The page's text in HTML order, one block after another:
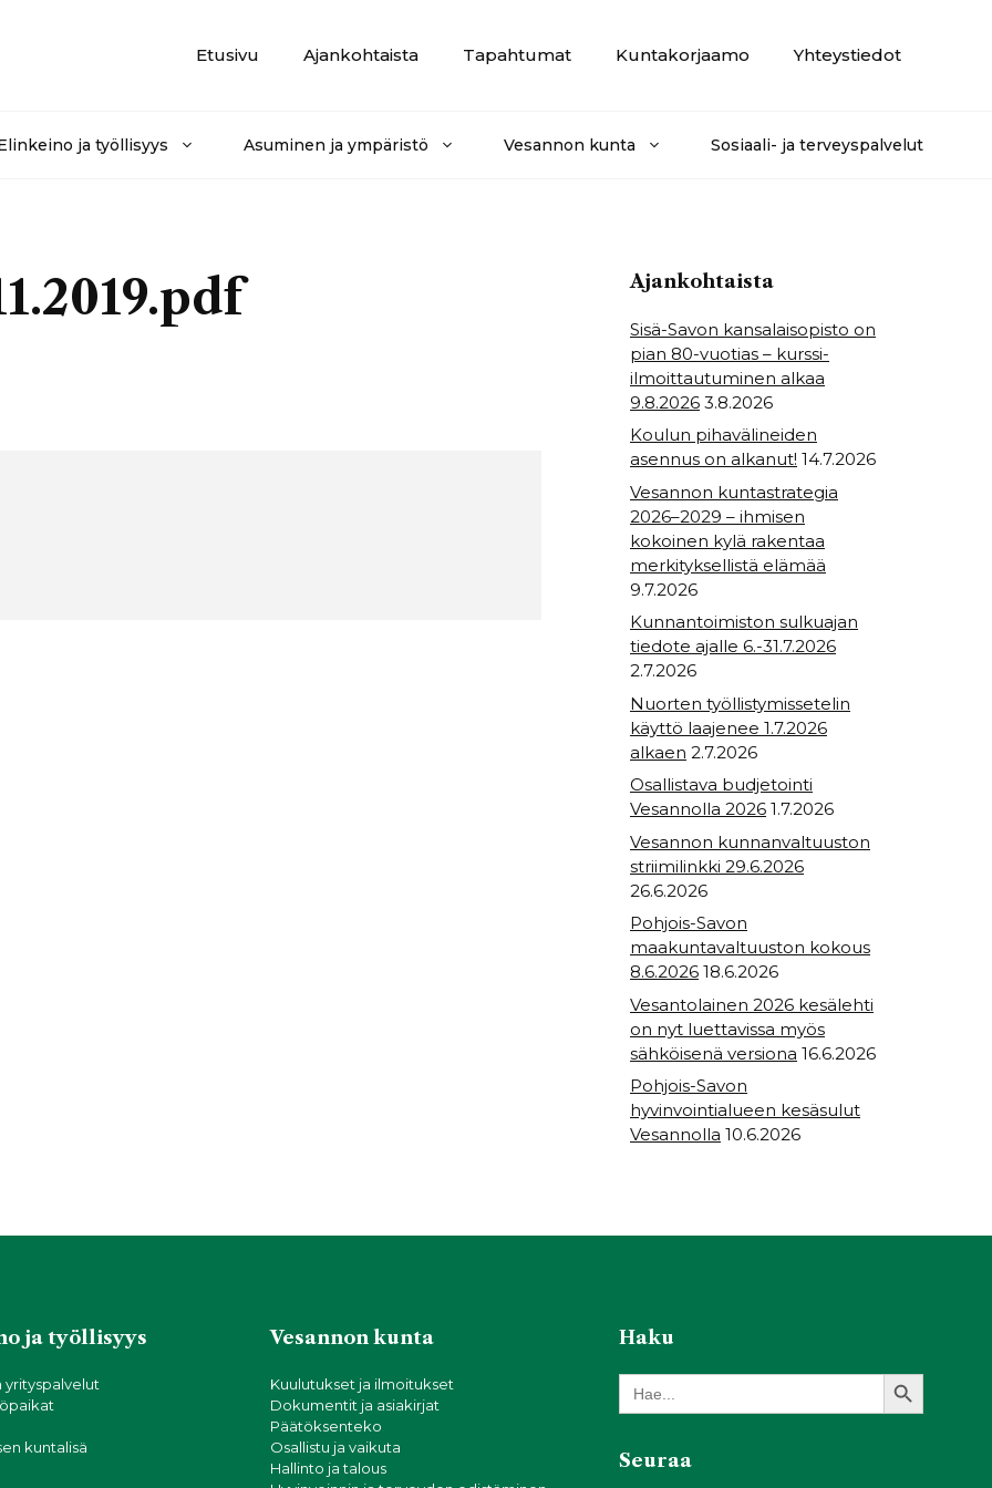
Etusivu
Ajankohtaista Tapahtumat Kuntakorjaamo Yhteystiedot
ja työllisyys Asuminen ja ympäristö Vesannon kunta Sosiaali- ja terveyspalvelut
Ajankohtaista
Sisä-Savon kansalaisopisto on
pian 80-vuotias – kurssi-
ilmoittautuminen alkaa
9.8.2026 3.8.2026
Koulun pihavälineiden
asennus on alkanut! 14.7.2026
Vesannon kuntastrategia
2026–2029 – ihmisen
kokoinen kylä rakentaa
merkityksellistä elämää
9.7.2026
Kunnantoimiston sulkuajan
tiedote ajalle 6.-31.7.2026
2.7.2026
Nuorten työllistymissetelin
käyttö laajenee 1.7.2026
alkaen 2.7.2026
Osallistava budjetointi
Vesannolla 2026 1.7.2026
Vesannon kunnanvaltuuston
striimilinkki 29.6.2026
26.6.2026
Pohjois-Savon
maakuntavaltuuston kokous
8.6.2026 18.6.2026
Vesantolainen 2026 kesälehti
on nyt luettavissa myös
sähköisenä versiona 16.6.2026
Pohjois-Savon
hyvinvointialueen kesäsulut
Vesannolla 10.6.2026
ja työllisyys
yrityspalvelut
kuntalisä
Vesannon kunta
Kuulutukset ja ilmoitukset
Dokumentit ja asiakirjat
Päätöksenteko
Osallistu ja vaikuta
Hallinto ja talous
Haku
Search
for:
Search Button
Seuraa